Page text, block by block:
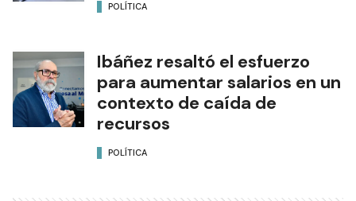
POLÍTICA
Ibáñez resaltó el esfuerzo
para aumentar salarios en un
contexto de caída de
recursos
POLÍTICA